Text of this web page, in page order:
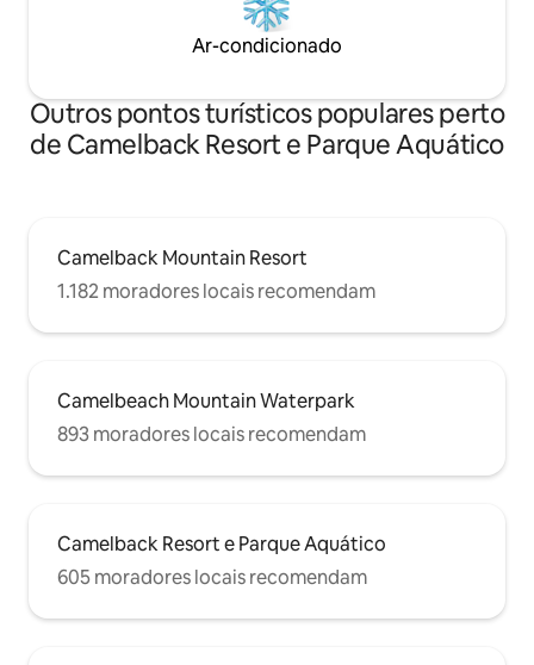
Ar-condicionado
Outros pontos turísticos populares perto
de Camelback Resort e Parque Aquático
Camelback Mountain Resort
1.182 moradores locais recomendam
Camelbeach Mountain Waterpark
893 moradores locais recomendam
Camelback Resort e Parque Aquático
605 moradores locais recomendam